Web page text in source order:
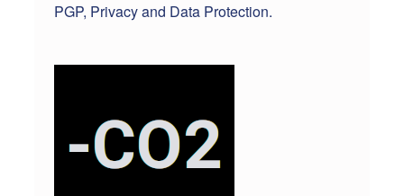
PGP, Privacy and Data Protection.